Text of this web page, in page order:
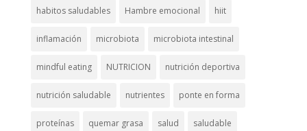
habitos saludables Hambre emocional hiit
inflamación microbiota microbiota intestinal
mindful eating NUTRICION nutrición deportiva
nutrición saludable nutrientes ponte en forma
proteínas quemar grasa salud saludable